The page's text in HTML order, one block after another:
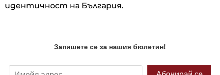
идентичност на България.